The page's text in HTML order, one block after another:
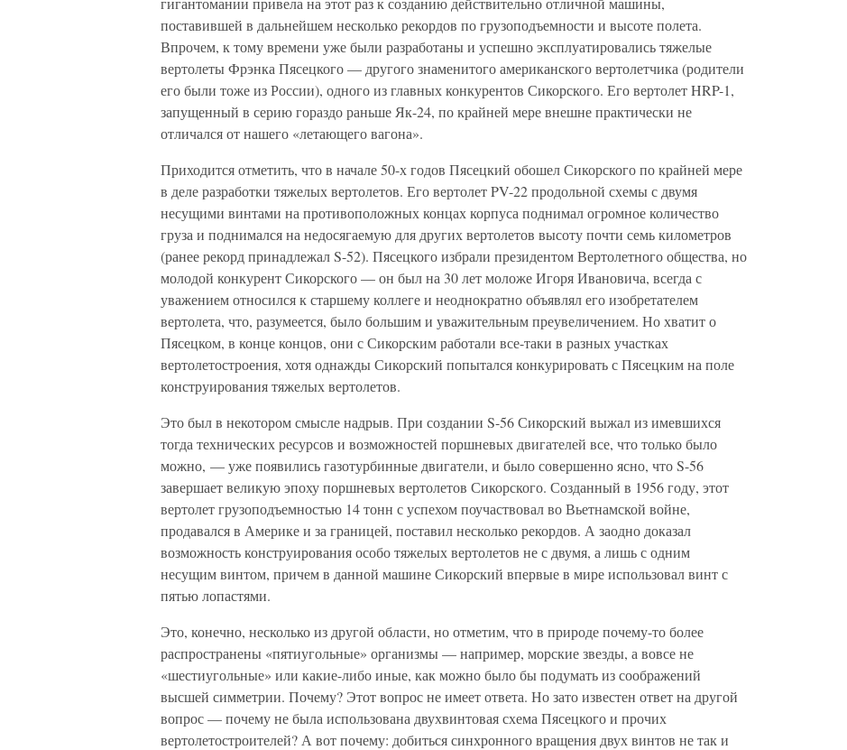
поставившей в дальнейшем несколько рекордов по грузоподъемности и высоте полета.
Впрочем, к тому времени уже были разработаны и успешно эксплуатировались тяжелые
вертолеты Фрэнка Пясецкого — другого знаменитого американского вертолетчика (родители
его были тоже из России), одного из главных конкурентов Сикорского. Его вертолет HRP-1,
запущенный в серию гораздо раньше Як-24, по крайней мере внешне практически не
отличался от нашего «летающего вагона».
Приходится отметить, что в начале 50-х годов Пясецкий обошел Сикорского по крайней мере
в деле разработки тяжелых вертолетов. Его вертолет PV-22 продольной схемы с двумя
несущими винтами на противоположных концах корпуса поднимал огромное количество
груза и поднимался на недосягаемую для других вертолетов высоту почти семь километров
(ранее рекорд принадлежал S-52). Пясецкого избрали президентом Вертолетного общества, но
молодой конкурент Сикорского — он был на 30 лет моложе Игоря Ивановича, всегда с
уважением относился к старшему коллеге и неоднократно объявлял его изобретателем
вертолета, что, разумеется, было большим и уважительным преувеличением. Но хватит о
Пясецком, в конце концов, они с Сикорским работали все-таки в разных участках
вертолетостроения, хотя однажды Сикорский попытался конкурировать с Пясецким на поле
конструирования тяжелых вертолетов.
Это был в некотором смысле надрыв. При создании S-56 Сикорский выжал из имевшихся
тогда технических ресурсов и возможностей поршневых двигателей все, что только было
можно, — уже появились газотурбинные двигатели, и было совершенно ясно, что S-56
завершает великую эпоху поршневых вертолетов Сикорского. Созданный в 1956 году, этот
вертолет грузоподъемностью 14 тонн с успехом поучаствовал во Вьетнамской войне,
продавался в Америке и за границей, поставил несколько рекордов. А заодно доказал
возможность конструирования особо тяжелых вертолетов не с двумя, а лишь с одним
несущим винтом, причем в данной машине Сикорский впервые в мире использовал винт с
пятью лопастями.
Это, конечно, несколько из другой области, но отметим, что в природе почему-то более
распространены «пятиугольные» организмы — например, морские звезды, а вовсе не
«шестиугольные» или какие-либо иные, как можно было бы подумать из соображений
высшей симметрии. Почему? Этот вопрос не имеет ответа. Но зато известен ответ на другой
вопрос — почему не была использована двухвинтовая схема Пясецкого и прочих
вертолетостроителей? А вот почему: добиться синхронного вращения двух винтов не так и